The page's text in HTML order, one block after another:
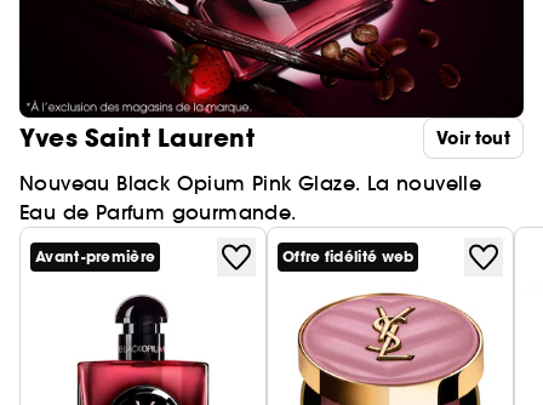
Yves Saint Laurent
Nouveau Black Opium Pink Glaze. La nouvelle
Eau de Parfum gourmande.
Voir tout
Avant-première Offre fidélité web